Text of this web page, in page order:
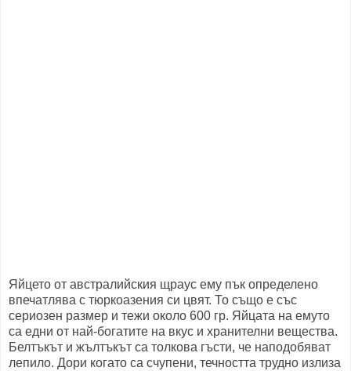
Яйцето от австралийския щраус ему пък определено
впечатлява с тюркоазения си цвят. То също е със
сериозен размер и тежи около 600 гр. Яйцата на емуто
са едни от най-богатите на вкус и хранителни вещества.
Белтъкът и жълтъкът са толкова гъсти, че наподобяват
лепило. Дори когато са счупени, течността трудно излиза